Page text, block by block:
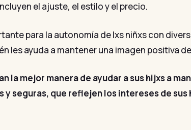
el ajuste, el estilo y el precio.
para la autonomía de lxs niñxs con
les ayuda a mantener una imagen positiva
la mejor manera de ayudar a sus hijxs a
y seguras, que reflejen los intereses de